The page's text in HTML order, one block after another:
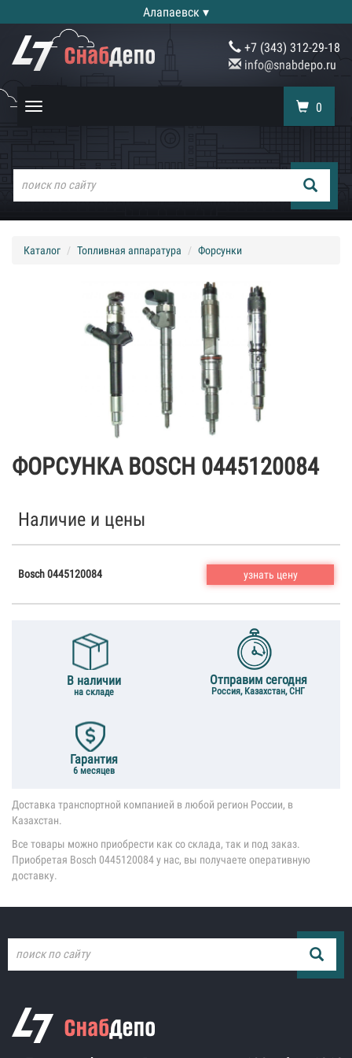
Алапаевск ▾
+7 (343) 312-29-18
info@snabdepo.ru
Toggle
0
Каталог Топливная аппаратура Форсунки
ФОРСУНКА BOSCH 0445120084
Наличие и цены
Bosch 0445120084 узнать цену
В наличии
на складе
Отправим сегодня
Россия, Казахстан, СНГ
Гарантия
6 месяцев
Доставка транспортной компанией в любой регион России, в
Казахстан.
Все товары можно приобрести как со склада, так и под заказ.
Приобретая Bosch 0445120084 у нас, вы получаете оперативную
доставку.